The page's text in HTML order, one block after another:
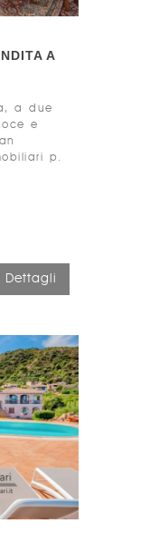
A
a due
e
p.
Dettagli